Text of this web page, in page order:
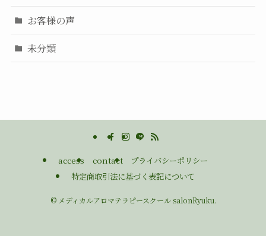
お客様の声
未分類
access contact
プライバシーポリシー
特定商取引法に基づく表記について
©メディカルアロマテラピースクール salonRyuku.